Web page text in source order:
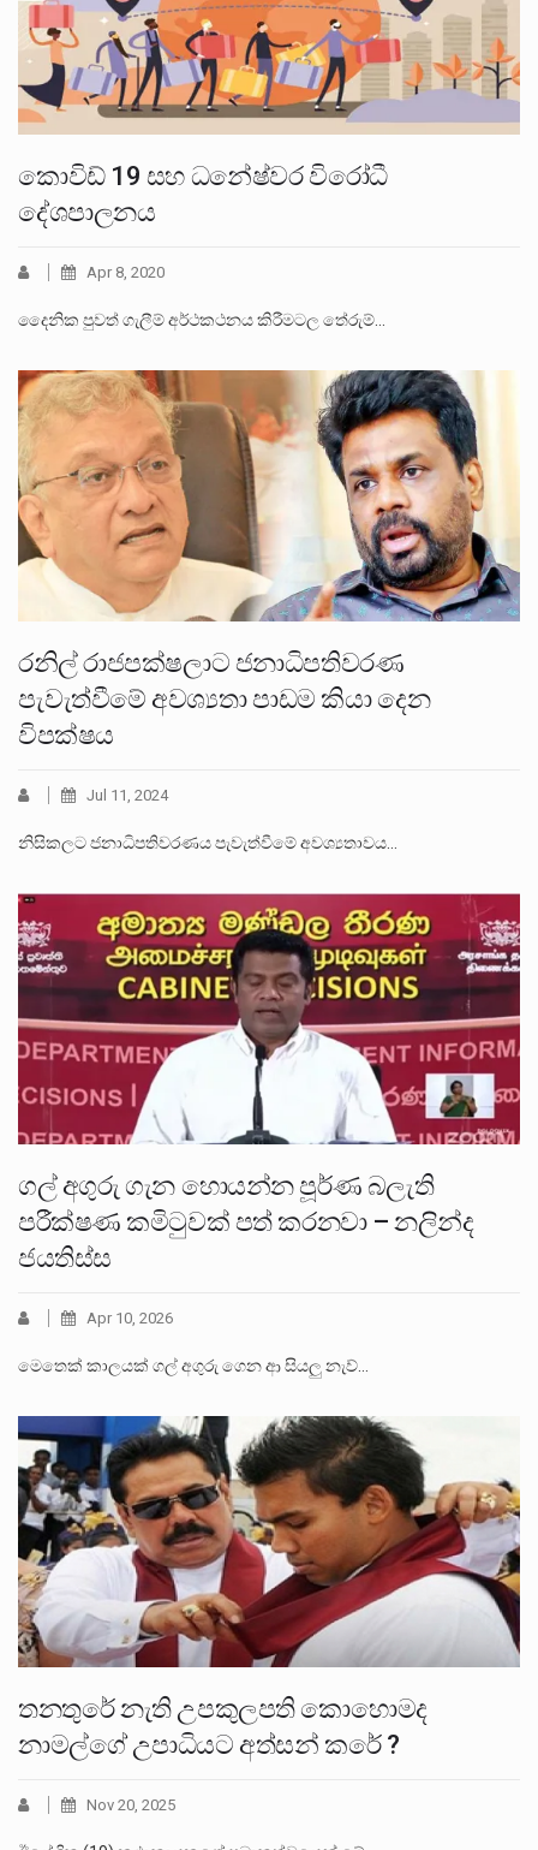
කොවිඩ් 19 සහ ධනේෂ්වර විරෝධී
දේශපාලනය
Apr 8, 2020
දෛනික පුවත් ගැලීම් අර්ථකථනය කිරීමටල තේරුම්…
රනිල් රාජපක්ෂලාට ජනාධිපතිවරණ
පැවැත්වීමේ අවශ්‍යතා පාඩම කියා දෙන
විපක්ෂය
Jul 11, 2024
නිසිකලට ජනාධිපතිවරණය පැවැත්වීමේ අවශ්‍යතාවය…
ගල් අගුරු ගැන හොයන්න පූර්ණ බලැති
පරීක්ෂණ කමිටුවක් පත් කරනවා – නලින්ද
ජයතිස්ස
Apr 10, 2026
මෙතෙක් කාලයක් ගල් අගුරු ගෙන ආ සියලු නැව්…
තනතුරේ නැති උපකුලපති කොහොමද
නාමල්ගේ උපාධියට අත්සන් කරේ ?
Nov 20, 2025